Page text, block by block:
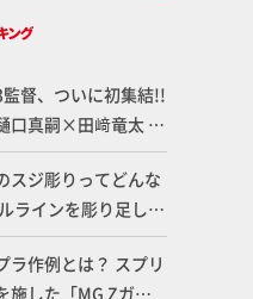
督、ついに初集結!!
口真嗣×田﨑竜太 4
未来へつなぐ特別鼎
久保存化プロジェク
スジ彫りってどんな
ラインを彫り足して
せよう！【いまさら
モデルの基礎：スジ
ラ作例とは？ スプリ
施した「MG Zガン